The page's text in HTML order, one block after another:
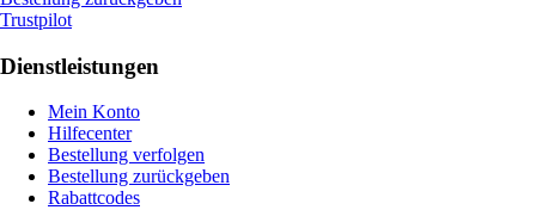
Trustpilot
Dienstleistungen
Mein Konto
Hilfecenter
Bestellung verfolgen
Bestellung zurückgeben
Rabattcodes